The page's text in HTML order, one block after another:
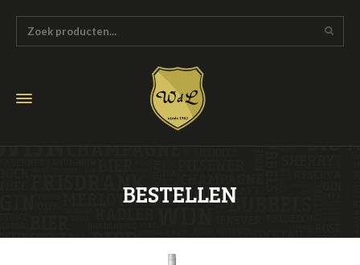
BESTELLEN